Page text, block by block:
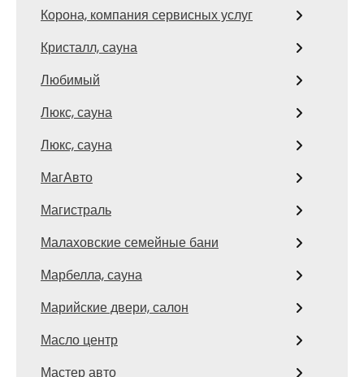
Корона, компания сервисных услуг
Кристалл, сауна
Любимый
Люкс, сауна
Люкс, сауна
МагАвто
Магистраль
Малаховские семейные бани
Марбелла, сауна
Марийские двери, салон
Масло центр
Мастер авто